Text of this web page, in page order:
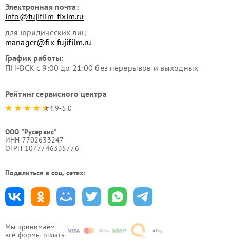
Мы принимаем
все формы оплаты
Электронная почта:
info@fujifilm-fixim.ru
для юридических лиц
manager@fix-fujifilm.ru
График работы:
ПН-ВСК с 9:00 до 21:00 без перерывов и выходных
Рейтинг сервисного центра
4.9-5.0
ООО "Русервис"
ИНН 7702633247
ОГРН 1077746335776
Поделиться в соц. сетях: